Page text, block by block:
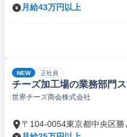
月給43万円以上
NEW 正社員
チーズ加工場の業務部門
世界チーズ商会株式会社
〒104-0054東京都中央区勝